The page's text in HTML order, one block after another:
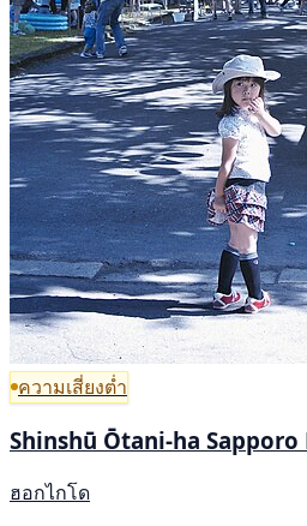
ความเสี่ยงต่ำ
Shinshū Ōtani-ha
ฮอกไกโด